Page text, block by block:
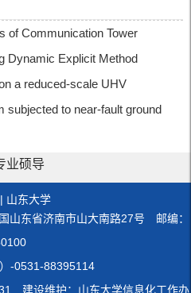
of Communication Tower
Dynamic Explicit Method
a reduced-scale UHV
subjected to near-fault ground
业硕导
| 山东大学
东省济南市山大南路27号 邮编：
-0531-88395114
建设维护：山东大学信息化工作办